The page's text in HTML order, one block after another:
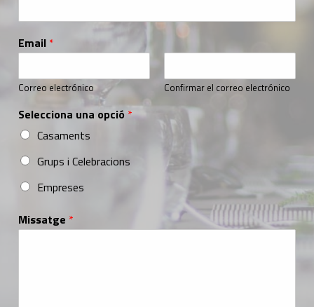
Email *
Correo electrónico Confirmar el correo electrónico
Selecciona una opció *
Casaments
Grups i Celebracions
Empreses
Missatge *